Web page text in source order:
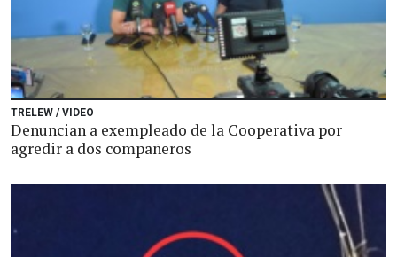
TRELEW / VIDEO
Denuncian a exempleado de la Cooperativa por
agredir a dos compañeros